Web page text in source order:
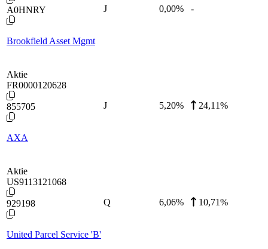
A0HNRY
Brookfield Asset Mgmt
J 0,00% -
Aktie
FR0000120628
855705
AXA
J 5,20% 24,11%
Aktie
US9113121068
929198
United Parcel Service 'B'
Q 6,06% 10,71%